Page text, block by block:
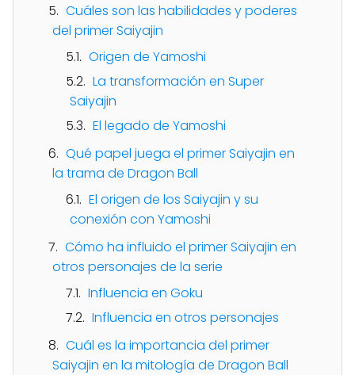
Cuáles son las habilidades y poderes
del primer Saiyajin
Origen de Yamoshi
La transformación en Super
Saiyajin
El legado de Yamoshi
Qué papel juega el primer Saiyajin en
la trama de Dragon Ball
El origen de los Saiyajin y su
conexión con Yamoshi
Cómo ha influido el primer Saiyajin en
otros personajes de la serie
Influencia en Goku
Influencia en otros personajes
Cuál es la importancia del primer
Saiyajin en la mitología de Dragon Ball